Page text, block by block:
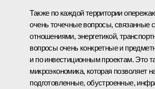
Также по каждой территории
очень точечные вопросы, связанные
отношениями, энергетикой,
вопросы очень конкретные и
и по инвестиционным проектам. Это
микроэкономика, которая позволяет
подготовленные, обустроенные,